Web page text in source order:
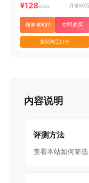
¥128¥165 月销30万
领券省¥37 立即购买
复制淘宝口令
内容说明
评测方法
查看本站如何筛